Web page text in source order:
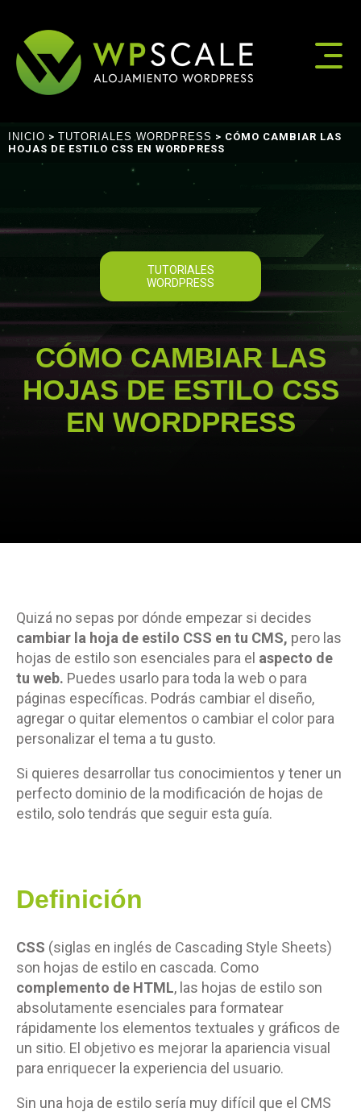
INICIO > TUTORIALES WORDPRESS > CÓMO CAMBIAR LAS
HOJAS DE ESTILO CSS EN WORDPRESS
TUTORIALES
WORDPRESS
CÓMO CAMBIAR LAS
HOJAS DE ESTILO CSS
EN WORDPRESS
Quizá no sepas por dónde empezar si decides
cambiar la hoja de estilo CSS en tu CMS, pero las
hojas de estilo son esenciales para el aspecto de
tu web. Puedes usarlo para toda la web o para
páginas específicas. Podrás cambiar el diseño,
agregar o quitar elementos o cambiar el color para
personalizar el tema a tu gusto.
Si quieres desarrollar tus conocimientos y tener un
perfecto dominio de la modificación de hojas de
estilo, solo tendrás que seguir esta guía.
Definición
CSS (siglas en inglés de Cascading Style Sheets)
son hojas de estilo en cascada. Como
complemento de HTML, las hojas de estilo son
absolutamente esenciales para formatear
rápidamente los elementos textuales y gráficos de
un sitio. El objetivo es mejorar la apariencia visual
para enriquecer la experiencia del usuario.
Sin una hoja de estilo sería muy difícil que el CMS